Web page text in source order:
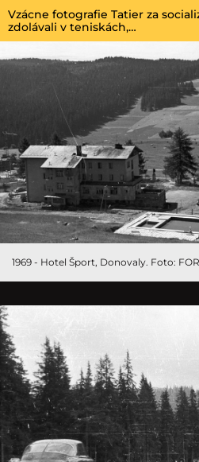
Vzácne fotografie Tatier za
zdolávali v teniskách,…
1969 - Hotel Šport, Donovaly. Foto: